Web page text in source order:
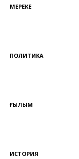
МЕРЕКЕ
ПОЛИТИКА
ҒЫЛЫМ
ИСТОРИЯ